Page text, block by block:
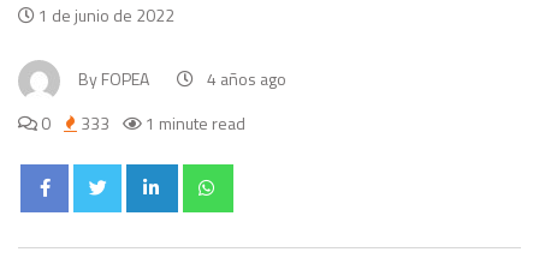
1 de junio de 2022
ByFOPEA
4 años ago
0
333 1 minute read